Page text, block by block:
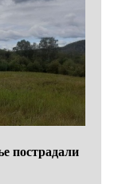
пострадали